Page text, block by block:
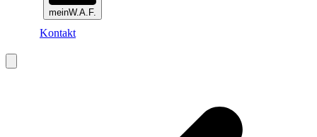
meinW.A.F.
Kontakt